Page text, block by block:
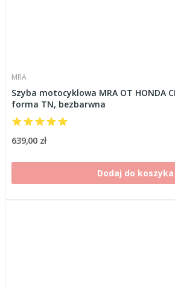
MRA
Szyba motocyklowa MRA OT HONDA
forma TN, bezbarwna
639,00 zł
Dodaj do koszyka